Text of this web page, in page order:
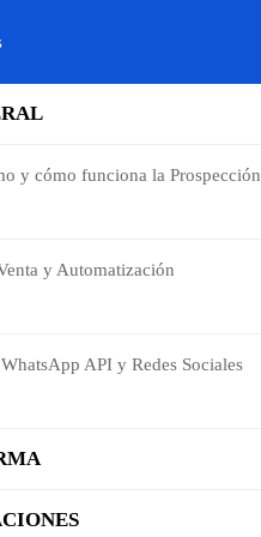
y cómo funciona la Prospección
y Automatización
API y Redes Sociales